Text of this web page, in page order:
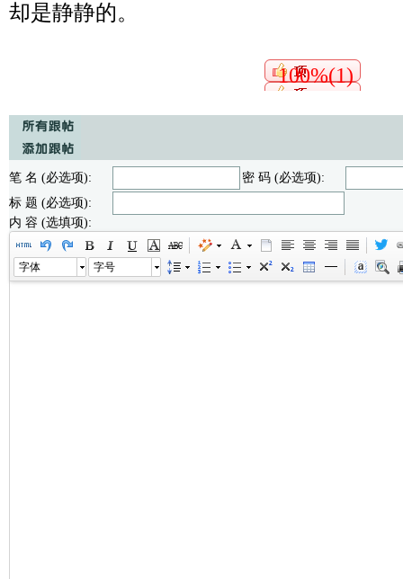
却是静静的。
100%(1)
笔 名 (必选项):
密 码 (必选项):
标 题 (必选项):
内 容 (选填项):
字体 字号